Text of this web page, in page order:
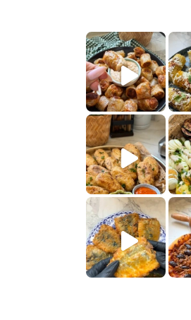
עב
ראש